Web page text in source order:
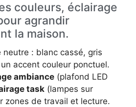
couleurs, éclairage
agrandir
la maison.
neutre : blanc cassé, gris
accent couleur ponctuel.
ambiance (plafond LED
task (lampes sur
zones de travail et lecture.